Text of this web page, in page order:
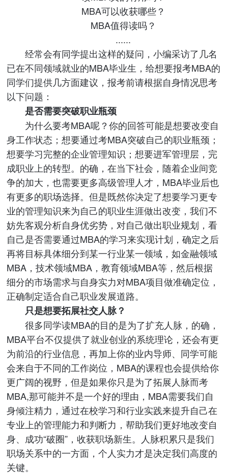
MBA可以收获哪些？
MBA值得读吗？
......
经常会有同学提出这样的疑问，小编采访了几名
已在不同领域就业的MBA毕业生，给想要报考MBA的
同学们提供几方面建议，报考前请根据自身情况思考
以下问题：
是否需要突破职业瓶颈
为什么要考MBA呢？你的回答可能是想要改变自
身工作状态；想要通过考MBA突破自己的职业瓶颈；
想要学习完整的企业管理知识；想要进军管理层，完
成职业上的转型。的确，在当下社会，随着企业间竞
争的加大，也需要更多高级管理人才，MBA毕业后也
有更多的职场选择。但是既然你决定了想要学习更专
业的管理知识来为自己的职业生涯做出改变，我们不
妨先客观分析自身优劣势，对自己做出职业规划，看
自己是否需要通过MBA的学习来实现计划，确定之后
再将目标具体细分到某一行业某一领域，如金融领域
MBA，技术领域MBA，教育领域MBA等，然后根据
细分的市场需求与自身实力对MBA项目做准确定位，
正确制定适合自己职业发展道路。
只是想要拓展社交人脉？
很多同学读MBA的目的是为了扩充人脉，的确，
MBA平台不仅提供了就业创业的系统理论，还会有更
为前沿的行业信息，再加上你的业内导师、同学可能
会来自于不同的工作岗位，MBA的课程也会提供给你
更广阔的视野，但是如果你只是为了拓展人脉而考
MBA,那可能并不是一个好的理由，MBA需要我们自
身倾注精力，通过在校学习和行业实践来提升自己在
专业上的管理能力和判断力，帮助我们更好地改变自
身、成功“破圈”，收获职场新生。人脉积累只是我们
职场关系中的一方面，个人实力才是决定我们高度的
关键。